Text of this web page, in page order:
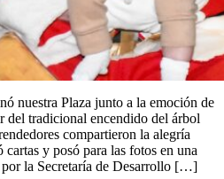
nuestra Plaza junto a la emoción de
del tradicional encendido del árbol
compartieron la alegría
y posó para las fotos en una
la Secretaría de Desarrollo […]